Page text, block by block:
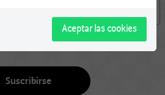
la política de privacidad
Suscribirse
Aceptar las cookies